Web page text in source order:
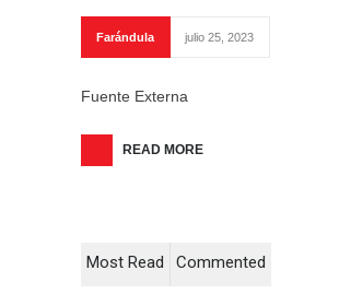
Farándula julio 25, 2023
Fuente Externa
READ MORE
Most Read Commented